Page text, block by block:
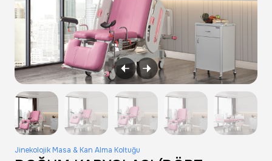
Jinekolojik Masa & Kan Alma Koltuğu